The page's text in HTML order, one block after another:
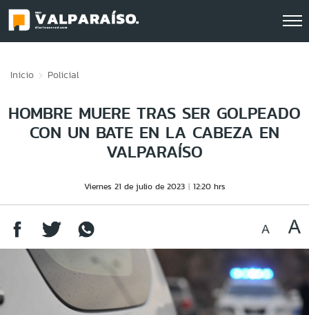
Inicio Policial
HOMBRE MUERE TRAS SER GOLPEADO
CON UN BATE EN LA CABEZA EN
VALPARAÍSO
Viernes 21 de julio de 2023 12:20 hrs